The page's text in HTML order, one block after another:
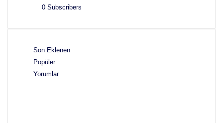
0 Subscribers
Son Eklenen
Popüler
Yorumlar